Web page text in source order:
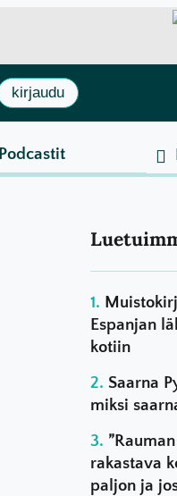
kirjaudu
Podcastit
Espanjan
kotiin
Saarna
miksi
rakastava
paljon ja